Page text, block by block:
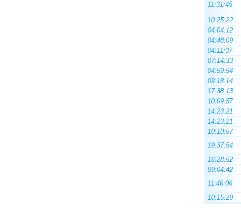
11:31:45
10:25:22
04:04:12
04:48:09
04:11:37
07:14:33
04:59:54
09:18:14
17:38:13
10:09:57
14:23:21
14:23:21
10:10:57
19:37:54
16:28:52
09:04:42
11:46:06
10:15:29